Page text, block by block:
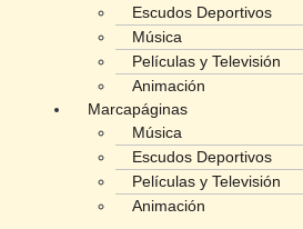
Escudos Deportivos
Música
Películas y Televisión
Animación
Marcapáginas
Música
Escudos Deportivos
Películas y Televisión
Animación